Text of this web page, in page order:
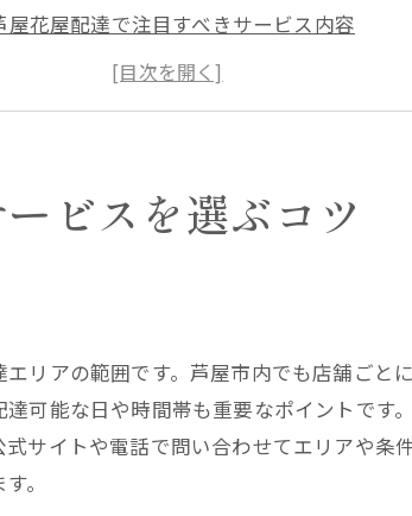
屋花屋配達で注目すべきサービス内容
花屋配達で失敗しない選び方のコツ
屋花屋配達の口コミをどう活用するか
が芦屋市で人気な理由を解説
屋花屋配達が忙しい方に選ばれる理由
屋配達で叶う自宅や職場への手軽な贈り物
屋花屋配達はどんなシーンでも活躍
の花屋配達を賢く活用する方法
屋配達のオンライン注文を使いこなすコツ
ビスを選ぶコツ
リアの範囲です。芦屋市内でも店舗ごと
可能な日や時間帯も重要なポイントです
サイトや電話で問い合わせてエリアや条
。